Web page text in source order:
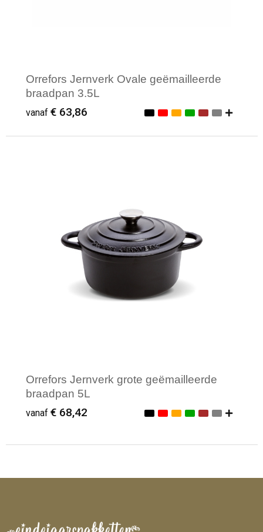
Orrefors Jernverk Ovale geëmailleerde
braadpan 3.5L
vanaf € 63,86
Orrefors Jernverk grote geëmailleerde
braadpan 5L
vanaf € 68,42
Minimale afname: 1